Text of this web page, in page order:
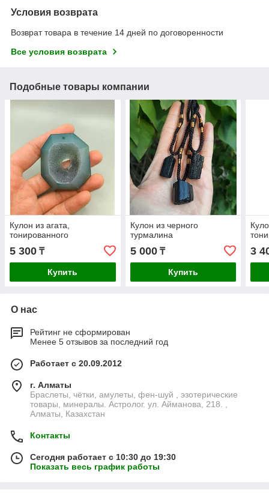
Условия возврата
Возврат товара в течение 14 дней по договоренности
Все условия возврата
Подобные товары компании
Кулон из агата,
тонированного
5 300 ₸
Купить
Кулон из черного
турмалина
5 000₸
Купить
3
О нас
Рейтинг не сформирован
Менее 5 отзывов за последний год
Работает с 20.09.2012
г. Алматы
Браслеты, чётки, амулеты, фен-шуй , эзотерические
товары, минералы. Астролог. ул. Айманова, 218. ,
Алматы, Казахстан
Контакты
Сегодня работает с 10:30 до 19:30
Показать весь график работы